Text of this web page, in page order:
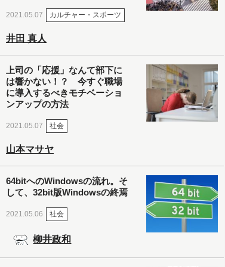
2021.05.07 カルチャー・スポーツ
井田 真人
上司の「応援」なんて部下に
は響かない！？ 今すぐ職場
に導入するべきモチベーショ
ンアップの方法
2021.05.07 社会
山本マサヤ
64bitへのWindowsの流れ。そ
して、32bit版Windowsの終焉
2021.05.06 社会
柳井政和